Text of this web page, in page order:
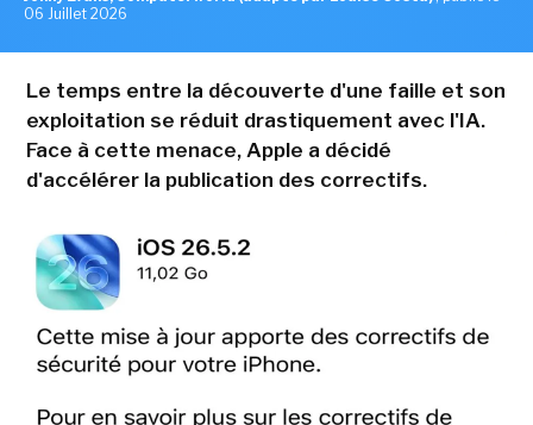
06 Juillet 2026
Le temps entre la découverte d'une faille et son
exploitation se réduit drastiquement avec l'IA.
Face à cette menace, Apple a décidé
d'accélérer la publication des correctifs.